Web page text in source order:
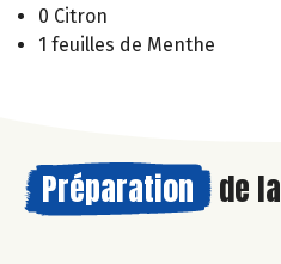
0 Citron
1 feuilles de Menthe
Préparation de la